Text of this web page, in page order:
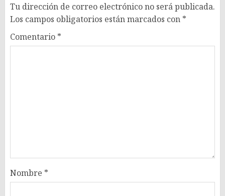
Tu dirección de correo electrónico no será publicada.
Los campos obligatorios están marcados con *
Comentario *
Nombre *